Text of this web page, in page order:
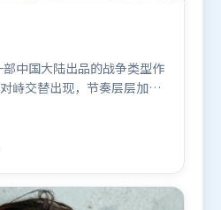
中国大陆出品的战争类型作
峙交替出现，节奏层层加
线索多线并进，最终在关键
宋康昊、迪皮卡·帕度柯
艾米莉·布朗特等联袂出
题材的观众观看。